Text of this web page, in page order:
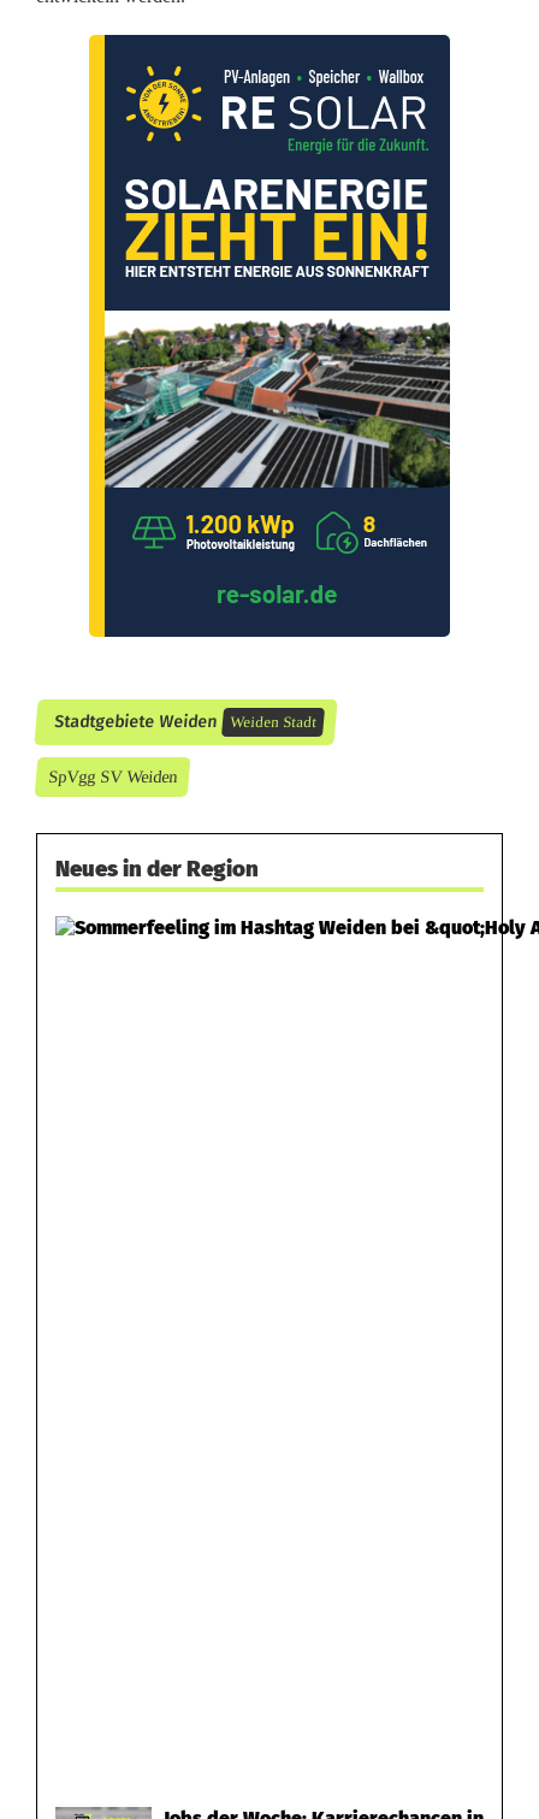
r
Stadtgebiete Weiden Weiden Stadt
SpVgg SV Weiden
Neues in der Region